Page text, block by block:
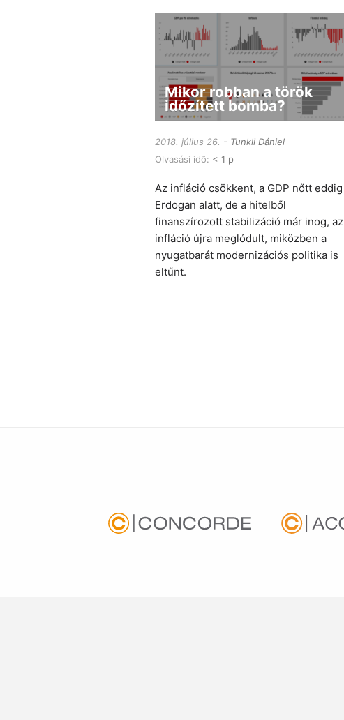
Mikor robban a török
időzített bomba?
2018. július 26.
Tunkli Dániel
Olvasási idő: < 1 p
Az infláció csökkent, a GDP nőtt eddig
Erdogan alatt, de a hitelből
finanszírozott stabilizáció már inog, az
infláció újra meglódult, miközben a
nyugatbarát modernizációs politika is
eltűnt.